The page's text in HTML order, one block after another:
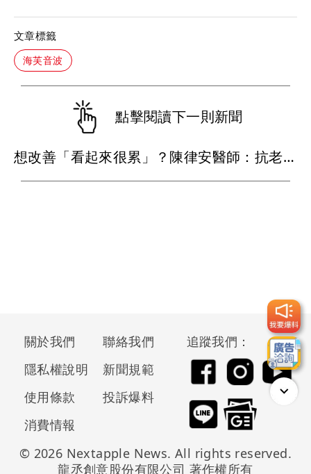
文章標籤
海芙音波
點擊閱讀下一則新聞
想改善「看起來很累」？陳律安醫師：抗老關鍵在輪廓支撐 海芙音波媚必提助找回自然精神感
關於我們
聯絡我們
隱私權說明
新聞規範
使用條款
投訴爆料
消費情報
追蹤我們：
© 2026 Nextapple News. All rights reserved.
龍丞創意股份有限公司 著作權所有